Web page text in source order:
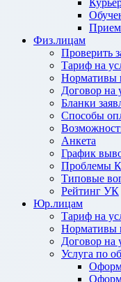
Прием
Физ.лицам
Проверить
Тариф на
Нормативы
Договор на
Бланки
Способы
Анкета
График
Проблемы
Типовые
Рейтинг УК
Юр.лицам
Тариф на
Нормативы
Договор на
Услуга по